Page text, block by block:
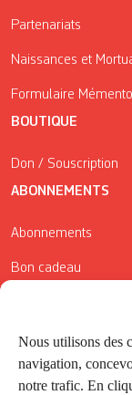
Nous utilisons des
navigation,
notre trafic. En
Partenariats
Naissances et
Formulaire Mémento
BOUTIQUE
Don / Souscription
ABONNEMENTS
Abonnements
Bon cadeau
Conditions
Réductions de la
Application